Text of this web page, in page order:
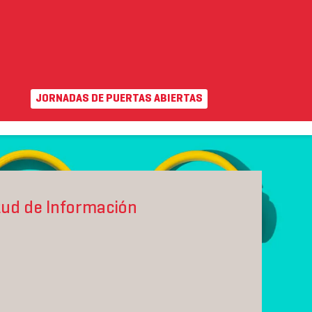
Campus virtual EN|VA
JORNADAS DE PUERTAS ABIERTAS
de Información